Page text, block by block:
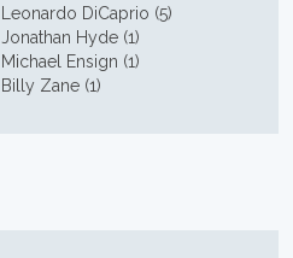
Leonardo DiCaprio (5)
Jonathan Hyde (1)
Michael Ensign (1)
Billy Zane (1)